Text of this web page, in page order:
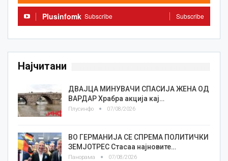
Plusinfomk Subscribe Subscribe
Најчитани
ДВАЈЦА МИНУВАЧИ СПАСИЈА ЖЕНА ОД
ВАРДАР Храбра акција кај…
Плусинфо 07/08/2026
ВО ГЕРМАНИЈА СЕ СПРЕМА ПОЛИТИЧКИ
ЗЕМЈОТРЕС Стасаа најновите…
Панорама 07/08/2026